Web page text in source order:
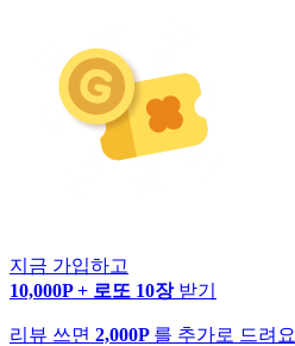
지금 가입하고
10,000P + 로또 10장 받기
리뷰 쓰면 2,000P 를 추가로 드려요